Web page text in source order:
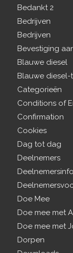
Bedankt 2
Bedrijven
Bedrijven
Bevestiging
Blauwe diesel
Blauwe diesel-
Categorieën
Conditions of
Confirmation
Cookies
Dag tot dag
Deelnemers
Doe Mee
Doe mee met
Doe mee met
Dorpen